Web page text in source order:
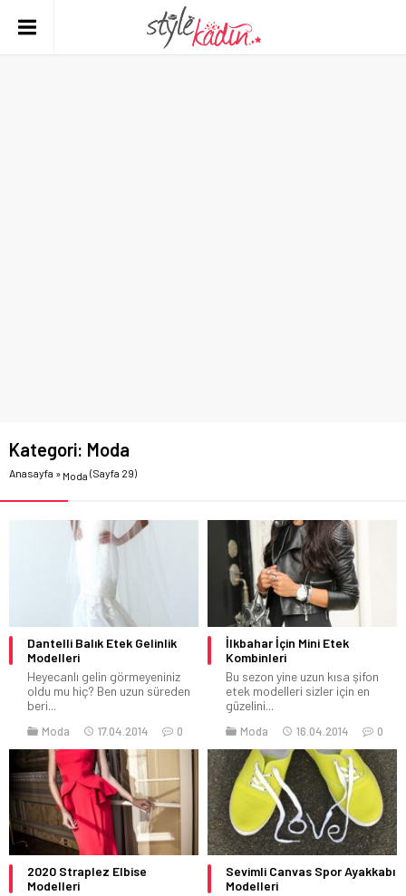
Kategori: Moda
Anasayfa » Moda (Sayfa 29)
Dantelli Balık Etek Gelinlik
Modelleri
Heyecanlı gelin görmeyeniniz
oldu mu hiç? Ben uzun süreden
beri...
Moda 17.04.2014 0
İlkbahar İçin Mini Etek
Kombinleri
Bu sezon yine uzun kısa şifon
etek modelleri sizler için en
güzelini...
Moda 16.04.2014 0
2020 Straplez Elbise
Modelleri
Sevimli Canvas Spor Ayakkabı
Modelleri